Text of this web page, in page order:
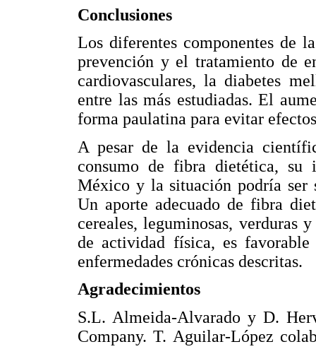
Conclusiones
Los diferentes componentes de
prevención y el tratamiento de
cardiovasculares, la diabetes
entre las más estudiadas. El
forma paulatina para evitar
A pesar de la evidencia
consumo de fibra dietética, su
México y la situación podría ser
Un aporte adecuado de fibra
cereales, leguminosas, verduras
de actividad física, es
enfermedades crónicas descritas.
Agradecimientos
S.L. Almeida-Alvarado y D.
Company. T. Aguilar-López